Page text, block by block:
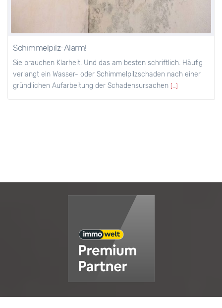
Schimmelpilz-Alarm!
Sie brauchen Klarheit. Und das am besten schriftlich. Häufig
verlangt ein Wasser- oder Schimmelpilzschaden nach einer
gründlichen Aufarbeitung der Schadensursachen […]